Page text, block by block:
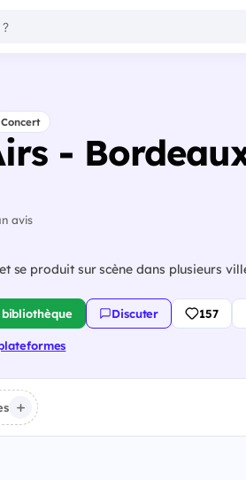
Concert
-
avis
se produit sur scène dans plusieurs
Discuter 157